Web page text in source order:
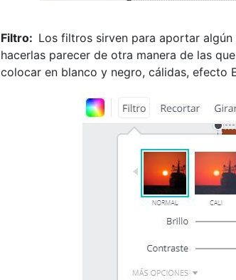
Filtro: Los filtros sirven para aportar
hacerlas parecer de otra manera de las
colocar en blanco y negro, cálidas, efecto